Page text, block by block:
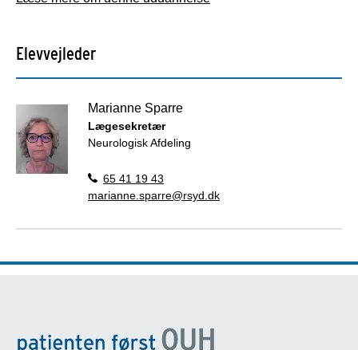
Elevvejleder
Marianne Sparre
Lægesekretær
Neurologisk Afdeling
65 41 19 43
marianne.sparre@rsyd.dk